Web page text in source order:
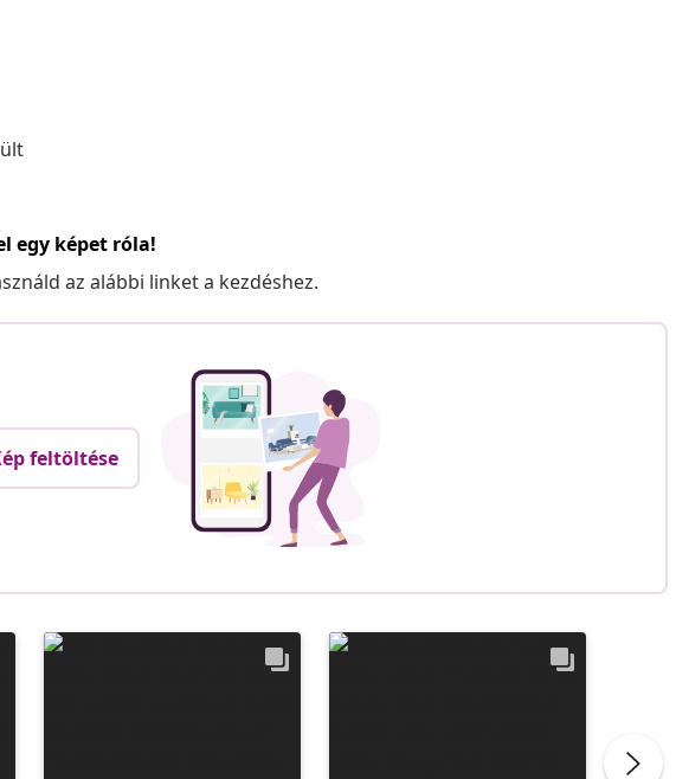
egy képet róla!
az alábbi linket a kezdéshez.
feltöltése